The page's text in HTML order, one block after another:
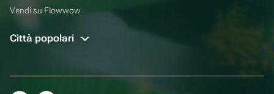
Vendi su Flowwow
Città popolari